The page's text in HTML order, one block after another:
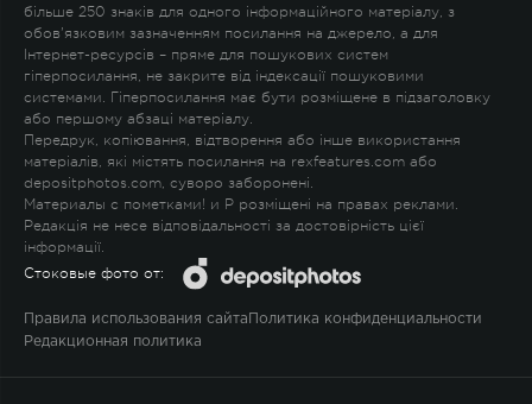
більше 250 знаків для одного інформаційного матеріалу, з
обов'язковим зазначенням посилання на джерело, а для
Інтернет-ресурсів – пряме для пошукових систем
гіперпосилання, не закрите від індексації пошуковими
системами. Гіперпосилання має бути розміщене в підзаголовку
або першому абзаці матеріалу.
Передрук, копіювання, відтворення або інше використання
матеріалів, які містять посилання на rexfeatures.com або
depositphotos.com, суворо заборонені.
Материалы с пометками! и P розміщені на правах реклами.
Редакція не несе відповідальності за достовірність цієї
інформації.
Стоковые фото от:
Правила использования сайта Политика конфиденциальности
Редакционная политика